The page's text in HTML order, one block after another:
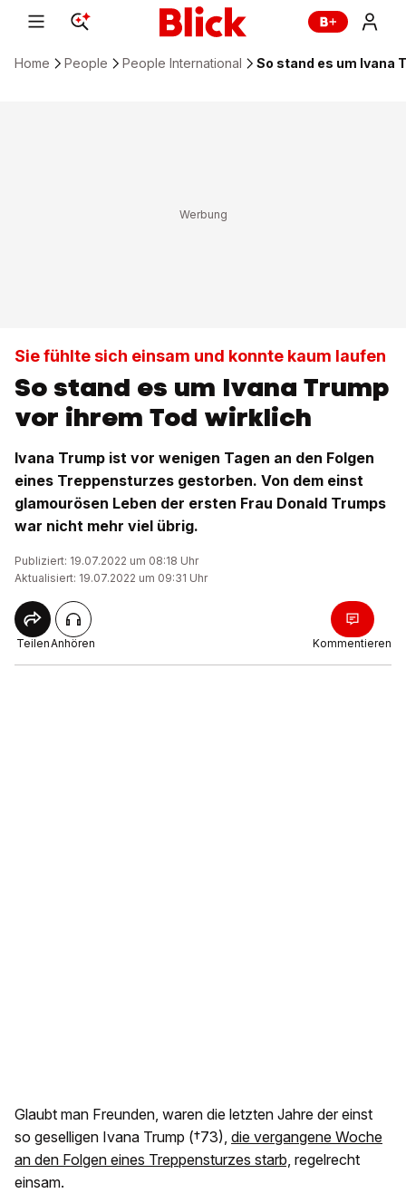
Home People People International So stand es um Ivana
Sie fühlte sich einsam und konnte kaum laufen
So stand es um Ivana Trump
vor ihrem Tod wirklich
Ivana Trump ist vor wenigen Tagen an den Folgen
eines Treppensturzes gestorben. Von dem einst
glamourösen Leben der ersten Frau Donald Trumps
war nicht mehr viel übrig.
Publiziert: 19.07.2022 um 08:18 Uhr
Aktualisiert: 19.07.2022 um 09:31 Uhr
TeilenAnhören Kommentieren
Glaubt man Freunden, waren die letzten Jahre der einst
so geselligen Ivana Trump (†73), die vergangene Woche
an den Folgen eines Treppensturzes starb, regelrecht
einsam.